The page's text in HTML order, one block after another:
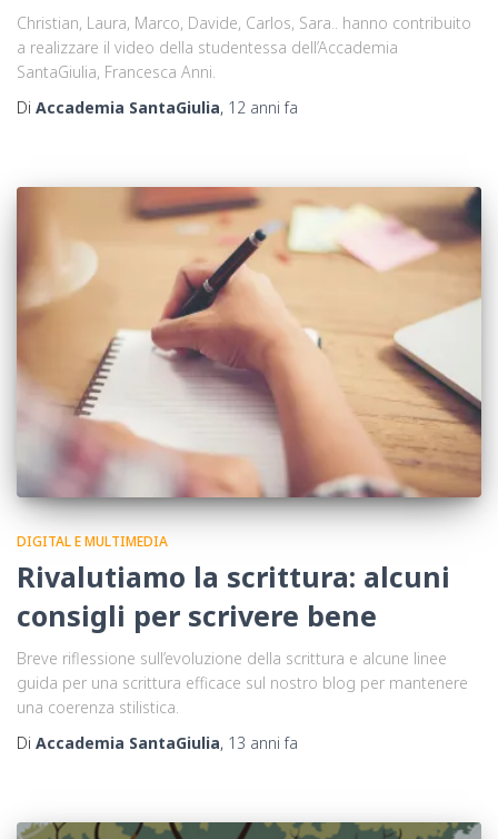
Christian, Laura, Marco, Davide, Carlos, Sara.. hanno contribuito
a realizzare il video della studentessa dell’Accademia
SantaGiulia, Francesca Anni.
Di Accademia SantaGiulia, 12 anni fa
DIGITAL E MULTIMEDIA
Rivalutiamo la scrittura: alcuni
consigli per scrivere bene
Breve riflessione sull’evoluzione della scrittura e alcune linee
guida per una scrittura efficace sul nostro blog per mantenere
una coerenza stilistica.
Di Accademia SantaGiulia, 13 anni fa